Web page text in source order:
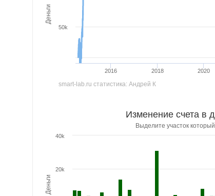
smart-lab.ru статистика: Андрей К
Деньги
2016 2018 2020
50k
Деньги
Изменение счета в
Выделите участок
20k
40k